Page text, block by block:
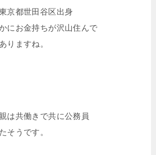
京都世田谷区出身
にお金持ちが沢山住んで
りますね。
は共働きで共に公務員
そうです。